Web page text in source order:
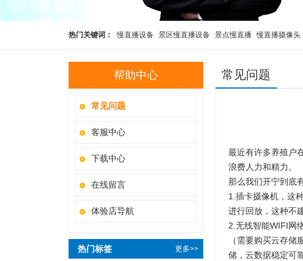
热门关键词： 慢直播设备 景区慢直播设备 景点慢直播 慢直播摄像头
水下慢直播摄像机 开宁4K黑光臻全彩水下慢直播摄像机
帮助中心
常见问题
客服中心
下载中心
在线留言
体验店导航
热门标签 更多>>
常见问题
最近有许多养殖户
浪费人力和精力。
那么我们开宁到底
1.插卡摄像机，这
进行回放，这种不
2.无线智能WIFI网
（需要购买云存储
储，云数据稳定可